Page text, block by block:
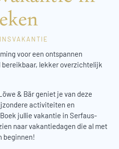
voor een ontspannen
lekker overzichtelijk
& Bär geniet je van deze
activiteiten en
jullie vakantie in Serfaus-
naar vakantiedagen die al met
beginnen!